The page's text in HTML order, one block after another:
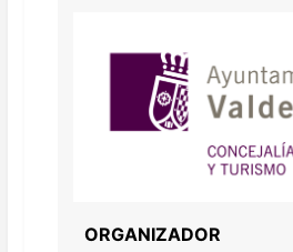
ORGANIZADOR